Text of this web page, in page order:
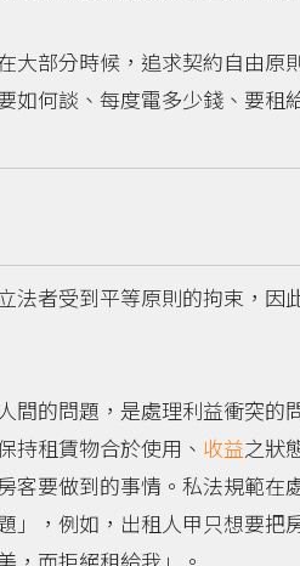
部分時候，追求契約自由原
如何談、每度電多少錢、要租
者受到平等原則的拘束，因
的問題，是處理利益衝突的
持租賃物合於使用、 收益之狀
客要做到的事情。私法規範在
」，例如，出租人甲只想要把